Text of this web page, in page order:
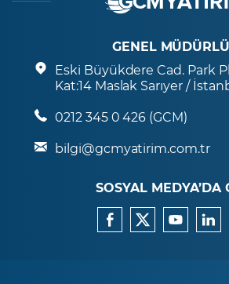
GENEL
Eski Büyükdere Cad. Park
Kat:14 Maslak Sarıyer /
0212 345 0 426 (GCM)
bilgi@gcmyatirim.com.tr
SOSYAL MEDYA’DA